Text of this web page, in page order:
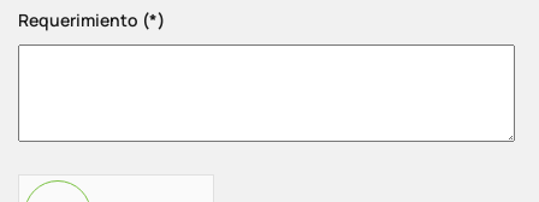
Requerimiento (*)